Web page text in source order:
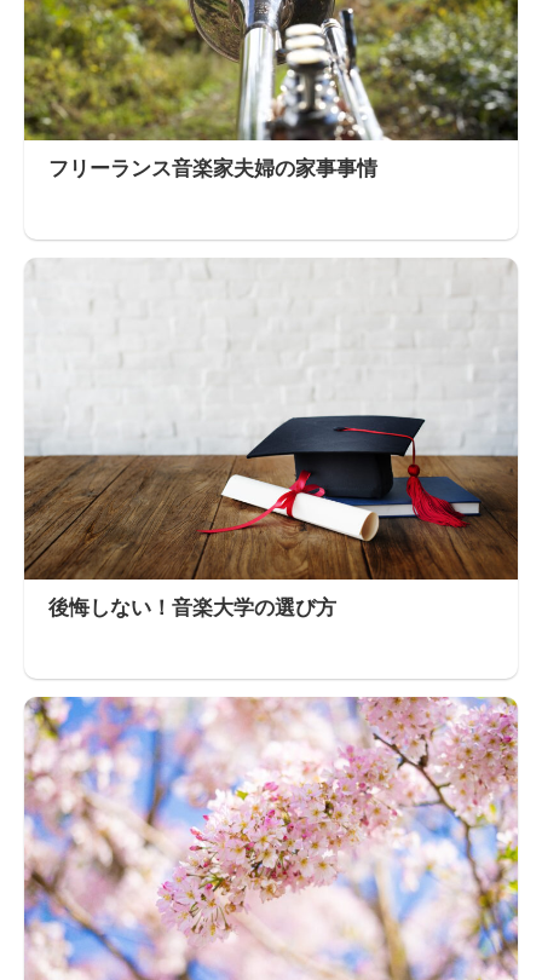
フリーランス音楽家夫婦の家事事情
後悔しない！音楽大学の選び方